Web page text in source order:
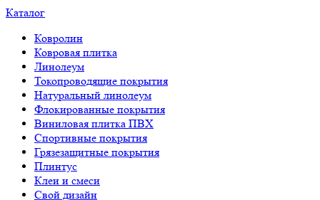
Каталог
Ковролин
Ковровая плитка
Линолеум
Токопроводящие покрытия
Натуральный линолеум
Флокированные покрытия
Виниловая плитка ПВХ
Спортивные покрытия
Грязезащитные покрытия
Плинтус
Клеи и смеси
Свой дизайн